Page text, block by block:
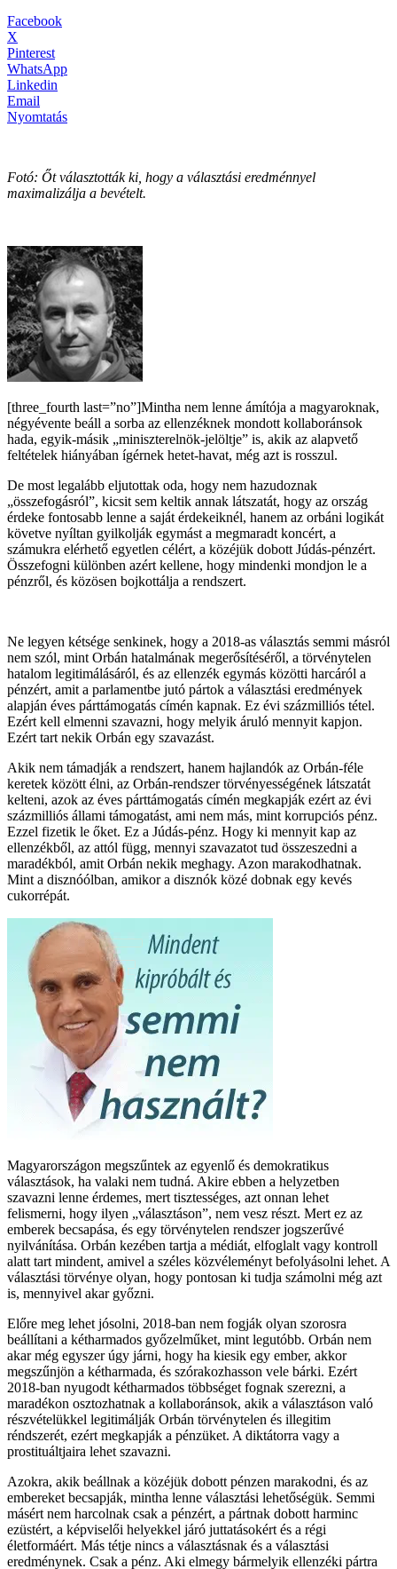
Facebook
X
Pinterest
WhatsApp
Linkedin
Email
Nyomtatás
Fotó: Őt választották ki, hogy a választási eredménnyel
maximalizálja a bevételt.
[three_fourth last=”no”]Mintha nem lenne ámítója a magyaroknak,
négyévente beáll a sorba az ellenzéknek mondott kollaboránsok
hada, egyik-másik „miniszterelnök-jelöltje” is, akik az alapvető
feltételek hiányában ígérnek hetet-havat, még azt is rosszul.
De most legalább eljutottak oda, hogy nem hazudoznak
„összefogásról”, kicsit sem keltik annak látszatát, hogy az ország
érdeke fontosabb lenne a saját érdekeiknél, hanem az orbáni logikát
követve nyíltan gyilkolják egymást a megmaradt koncért, a
számukra elérhető egyetlen célért, a közéjük dobott Júdás-pénzért.
Összefogni különben azért kellene, hogy mindenki mondjon le a
pénzről, és közösen bojkottálja a rendszert.
Ne legyen kétsége senkinek, hogy a 2018-as választás semmi másról
nem szól, mint Orbán hatalmának megerősítéséről, a törvénytelen
hatalom legitimálásáról, és az ellenzék egymás közötti harcáról a
pénzért, amit a parlamentbe jutó pártok a választási eredmények
alapján éves párttámogatás címén kapnak. Ez évi százmilliós tétel.
Ezért kell elmenni szavazni, hogy melyik áruló mennyit kapjon.
Ezért tart nekik Orbán egy szavazást.
Akik nem támadják a rendszert, hanem hajlandók az Orbán-féle
keretek között élni, az Orbán-rendszer törvényességének látszatát
kelteni, azok az éves párttámogatás címén megkapják ezért az évi
százmilliós állami támogatást, ami nem más, mint korrupciós pénz.
Ezzel fizetik le őket. Ez a Júdás-pénz. Hogy ki mennyit kap az
ellenzékből, az attól függ, mennyi szavazatot tud összeszedni a
maradékból, amit Orbán nekik meghagy. Azon marakodhatnak.
Mint a disznóólban, amikor a disznók közé dobnak egy kevés
cukorrépát.
Magyarországon megszűntek az egyenlő és demokratikus
választások, ha valaki nem tudná. Akire ebben a helyzetben
szavazni lenne érdemes, mert tisztességes, azt onnan lehet
felismerni, hogy ilyen „választáson”, nem vesz részt. Mert ez az
emberek becsapása, és egy törvénytelen rendszer jogszerűvé
nyilvánítása. Orbán kezében tartja a médiát, elfoglalt vagy kontroll
alatt tart mindent, amivel a széles közvéleményt befolyásolni lehet. A
választási törvénye olyan, hogy pontosan ki tudja számolni még azt
is, mennyivel akar győzni.
Előre meg lehet jósolni, 2018-ban nem fogják olyan szorosra
beállítani a kétharmados győzelműket, mint legutóbb. Orbán nem
akar még egyszer úgy járni, hogy ha kiesik egy ember, akkor
megszűnjön a kétharmada, és szórakozhasson vele bárki. Ezért
2018-ban nyugodt kétharmados többséget fognak szerezni, a
maradékon osztozhatnak a kollaboránsok, akik a választáson való
részvételükkel legitimálják Orbán törvénytelen és illegitim
réndszerét, ezért megkapják a pénzüket. A diktátorra vagy a
prostituáltjaira lehet szavazni.
Azokra, akik beállnak a közéjük dobott pénzen marakodni, és az
embereket becsapják, mintha lenne választási lehetőségük. Semmi
másért nem harcolnak csak a pénzért, a pártnak dobott harminc
ezüstért, a képviselői helyekkel járó juttatásokért és a régi
életformáért. Más tétje nincs a választásnak és a választási
eredménynek. Csak a pénz. Aki elmegy bármelyik ellenzéki pártra